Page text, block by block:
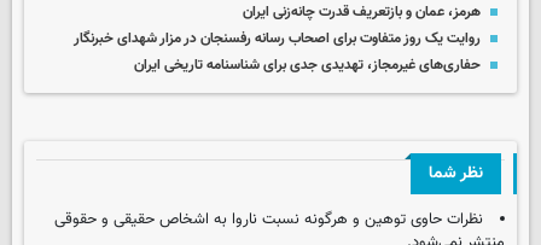
هرمز، عمان و بازتعریف قدرت چانه‌زنی ایران
روایت یک روز متفاوت برای اصحاب رسانه رفسنجان در مزار شهدای خبرنگار
حفاری‌های غیرمجاز، تهدیدی جدی برای شناسنامه تاریخی ایران
نظر شما
نظرات حاوی توهین و هرگونه نسبت ناروا به اشخاص حقیقی و حقوقی